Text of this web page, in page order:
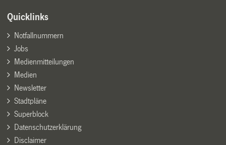
Quicklinks
Notfallnummern
Jobs
Medienmitteilungen
Medien
Newsletter
Stadtpläne
Superblock
Datenschutzerklärung
Disclaimer